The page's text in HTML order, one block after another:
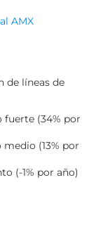
de líneas de
fuerte (34% por
(13% por
(-1% por año)